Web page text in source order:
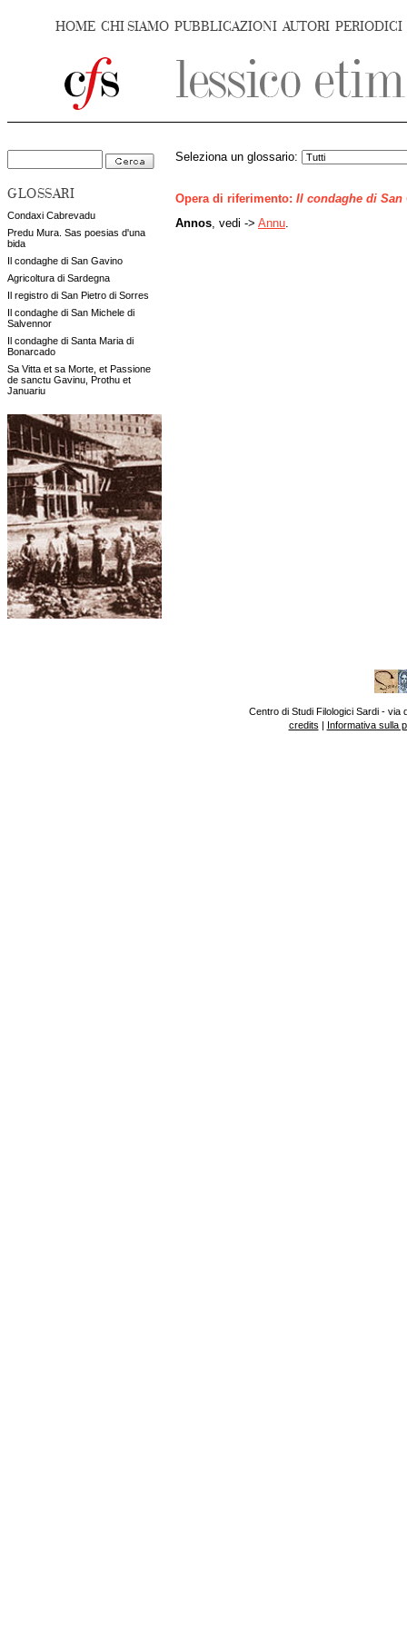
HOME CHI SIAMO PUBBLICAZIONI AUTORI PERIODICI
GLOSSARI
Condaxi Cabrevadu
Predu Mura. Sas poesias d'una
bida
Il condaghe di San Gavino
Agricoltura di Sardegna
Il registro di San Pietro di Sorres
Il condaghe di San Michele di
Salvennor
Il condaghe di Santa Maria di
Bonarcado
Sa Vitta et sa Morte, et Passione
de sanctu Gavinu, Prothu et
Januariu
Seleziona un glossario:
Opera di riferimento: Il condaghe di San
Annos , vedi -> Annu
Centro di Studi Filologici Sardi - via
credits | Informativa sulla